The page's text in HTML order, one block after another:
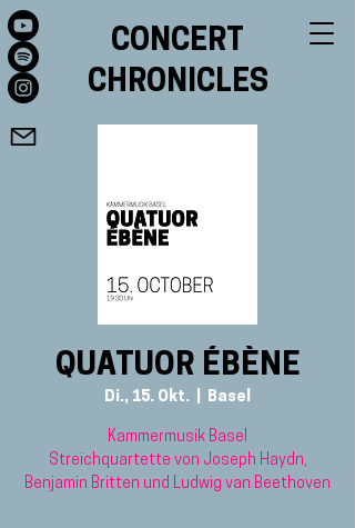
CONCERT
CHRONICLES
QUATUOR ÉBÈNE
Di., 15. Okt. Basel
Kammermusik Basel
Streichquartette von Joseph Haydn,
Benjamin Britten und Ludwig van Beethoven